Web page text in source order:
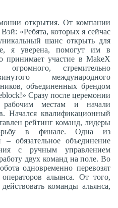
открытия. От компании
«Ребята, которых я сейчас
шанс открыть для
я уверена, помогут им в
принимает участие в MakeX
стремительно
международного
объединенных брендом
Сразу после церемонии
местам и начали
Начался квалификационный
рейтинг команд, лидеры
в финале. Одна из
– обязательное объединение
с ручным управлением
двух команд на поле. Во
одновременно перевозят
альянса. От того,
команды альянса,